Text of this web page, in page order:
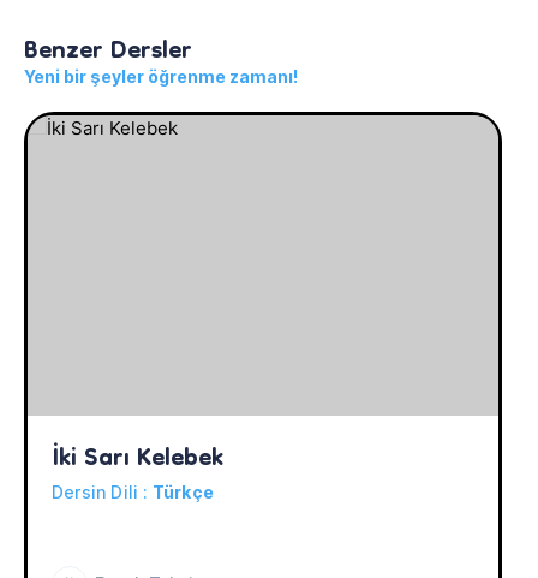
Benzer Dersler
Yeni bir şeyler öğrenme zamanı!
İki Sarı Kelebek
Dersin Dili : Türkçe